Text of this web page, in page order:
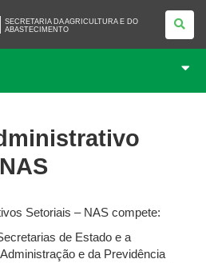
SECRETARIA DA AGRICULTURA E DO
ABASTECIMENTO
Setoriais – NAS compete:
de Estado e a
e da Previdência